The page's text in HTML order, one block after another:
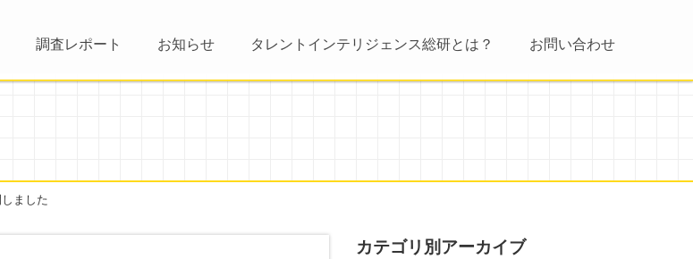
調査レポート お知らせ タレントインテリジェンス総研とは？ お問い合わせ
ました
カテゴリ別アーカイブ